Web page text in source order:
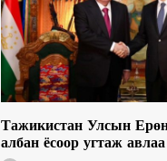
Тажикистан Улсын
албан ёсоор угтаж авлаа